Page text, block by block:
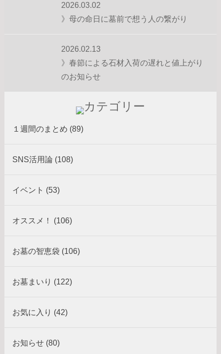
2026.03.02
》母の命日に墓前で想う人の繋がり
2026.02.13
》春節による石材入荷の遅れと値上がり
のお知らせ
１週間のまとめ (89)
SNS活用論 (108)
イベント (53)
オススメ！ (106)
お墓の智恵袋 (106)
お墓まいり (122)
お気に入り (42)
お知らせ (80)